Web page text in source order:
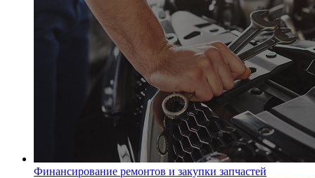
Финансирование ремонтов и закупки запчастей